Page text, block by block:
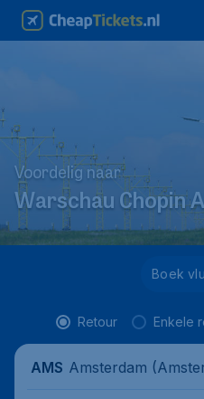
Voordelig naar
Warschau Chopin
Boek
Retour Enkele
AMS Amsterdam